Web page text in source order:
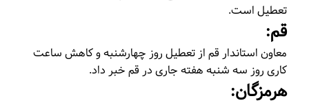
تعطیل است.
قم:
معاون استاندار قم از تعطیل روز چهارشنبه و کاهش ساعت
کاری روز سه شنبه هفته جاری در قم خبر داد.
هرمزگان: